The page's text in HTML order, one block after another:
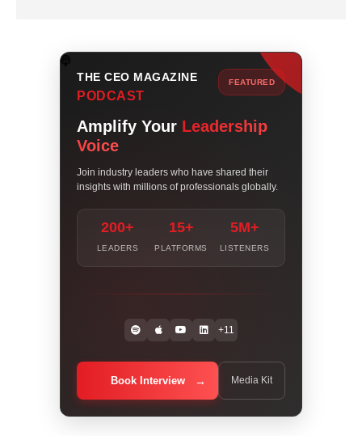
THE CEO MAGAZINE
PODCAST
FEATURED
Amplify Your Leadership
Voice
Join industry leaders who have shared their
insights with millions of professionals globally.
200+
LEADERS
15+
PLATFORMS
5M+
LISTENERS
+11
Book Interview Media Kit